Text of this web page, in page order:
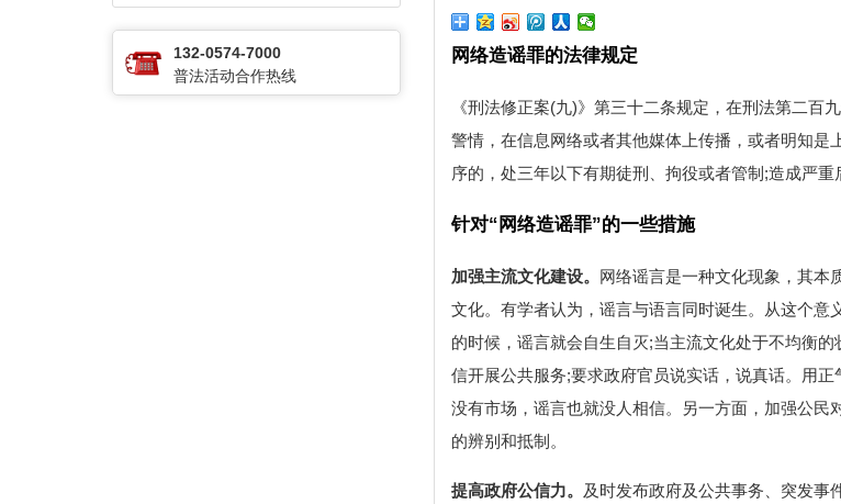
132-0574-7000
普法活动合作热线
网络造谣罪的法律规定
《刑法修正案(九)》第三十二条规定，在刑法第二百
警情，在信息网络或者其他媒体上传播，或者明知
序的，处三年以下有期徒刑、拘役或者管制;造成严
针对“网络造谣罪”的一些措施
加强主流文化建设。 网络谣言是一种文化现象，其本
文化。有学者认为，谣言与语言同时诞生。从这个
的时候，谣言就会自生自灭;当主流文化处于不均衡
信开展公共服务;要求政府官员说实话，说真话。用
没有市场，谣言也就没人相信。另一方面，加强公
的辨别和抵制。
提高政府公信力。
及时发布政府及公共事务、突发事